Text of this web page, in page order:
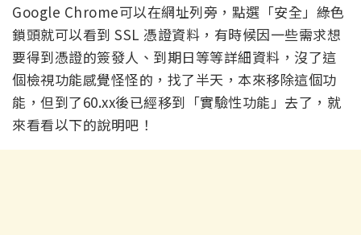
Google Chrome可以在網址列旁，點選「安全」綠色
鎖頭就可以看到 SSL 憑證資料，有時候因一些需求想
要得到憑證的簽發人、到期日等等詳細資料，沒了這
個檢視功能感覺怪怪的，找了半天，本來移除這個功
能，但到了60.xx後已經移到「實驗性功能」去了，就
來看看以下的說明吧！